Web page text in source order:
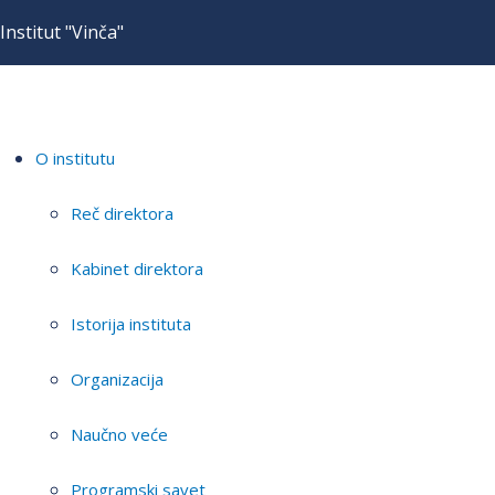
Institut "Vinča"
O institutu
Reč direktora
Kabinet direktora
Istorija instituta
Organizacija
Naučno veće
Programski savet